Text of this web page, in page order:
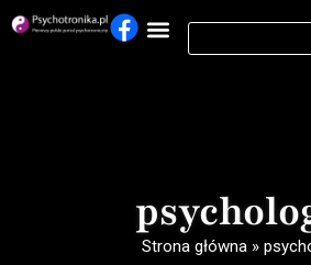
Strona główna »